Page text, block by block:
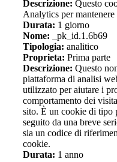
Descrizione: Questo
Analytics per mantenere
Durata: 1 giorno
Nome: _pk_id.1.6b69
Tipologia: analitico
Proprieta: Prima parte
Descrizione: Questo
piattaforma di analisi
utilizzato per aiutare i
comportamento dei
sito. È un cookie di tipo
seguito da una breve
sia un codice di
cookie.
Durata: 1 anno